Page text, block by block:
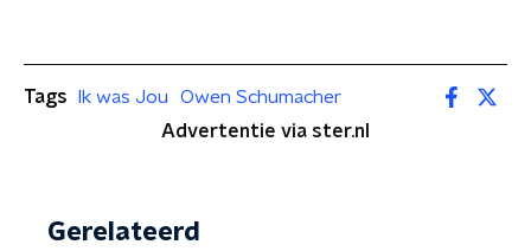
Tags Ik was Jou
Owen Schumacher
Advertentie via ster.nl
Gerelateerd